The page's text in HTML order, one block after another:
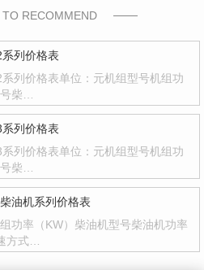
TO RECOMMEND
列价格表
列价格表单位：元机组型号机组功
柴…
列价格表
列价格表单位：元机组型号机组功
柴…
油机系列价格表
功率（KW）柴油机型号柴油机功率
方式…